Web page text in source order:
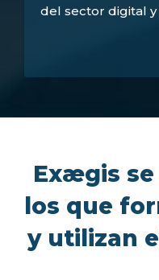
del sector digital
Exægis
los que
y utilizan